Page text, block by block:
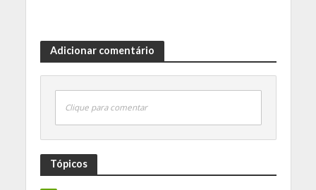
Adicionar comentário
Clique para comentar
Tópicos